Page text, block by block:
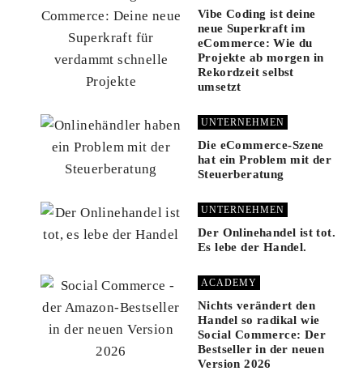
Vibe Coding ist deine
neue Superkraft im
eCommerce: Wie du
Projekte ab morgen in
Rekordzeit selbst
umsetzt
UNTERNEHMEN
Die eCommerce-Szene
hat ein Problem mit der
Steuerberatung
UNTERNEHMEN
Der Onlinehandel ist tot.
Es lebe der Handel.
ACADEMY
Nichts verändert den
Handel so radikal wie
Social Commerce: Der
Bestseller in der neuen
Version 2026